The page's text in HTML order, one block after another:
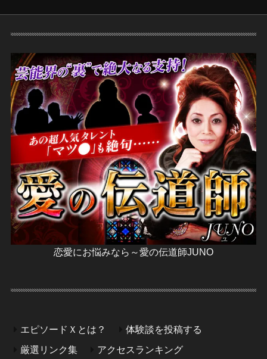
恋愛にお悩みなら～愛の伝道師JUNO
エピソードＸとは？
体験談を投稿する
厳選リンク集
アクセスランキング